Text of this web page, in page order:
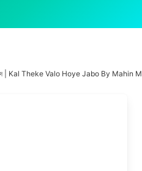
মাহমুদ | Kal Theke Valo Hoye Jabo By